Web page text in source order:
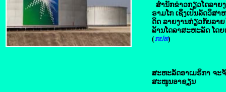
ສໍານັກຂ່າວກຽວໂດລາຍ
ຣາມໂກ ເຊິ່ງເປັນລັດວິສ
ດິດ ລາຍງານກ່ຽວກັບລາ
ລ້ານໂດລາສະຫະລັດ ໂດຍ
(ກປທ)
ສະຫະລັດອາເມຣິກາ ຈະ​ຈັ
ສະໜູນອາຊຽນ